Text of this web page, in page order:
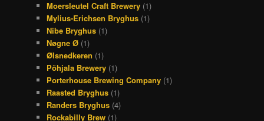
Moersleutel Craft Brewery (1)
Mylius-Erichsen Bryghus (1)
Nibe Bryghus (1)
Nøgne Ø (1)
Ølsnedkeren (1)
Põhjala Brewery (1)
Porterhouse Brewing Company (1)
Raasted Bryghus (1)
Randers Bryghus (4)
Rockabilly Brew (1)